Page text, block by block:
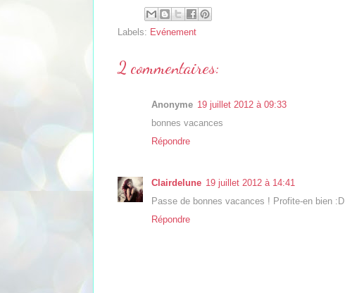
Labels: Evénement
2 commentaires:
Anonyme 19 juillet 2012 à 09:33
bonnes vacances
Répondre
Clairdelune 19 juillet 2012 à 14:41
Passe de bonnes vacances ! Profite-en bien :D
Répondre